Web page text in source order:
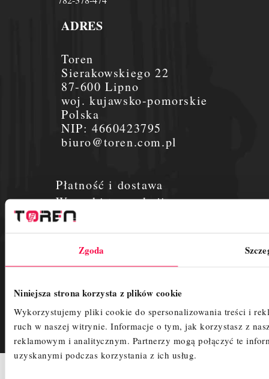
Zgoda
Niniejsza strona korzysta z plików cookie
Wykorzystujemy pliki cookie do spersonalizowania treści i
ruch w naszej witrynie. Informacje o tym, jak korzystasz z
reklamowym i analitycznym. Partnerzy mogą połączyć te
uzyskanymi podczas korzystania z ich usług.
Płatność i dostawa
Warunki transakcji
Aktualności
Płatności
Regulamin
Polityka Prywatności
Śledzenie zamówienia
ADRES
Toren
Sierakowskiego 22
87-600 Lipno
woj. kujawsko-pomorskie
Polska
NIP:4660423795
biuro@toren.com.pl